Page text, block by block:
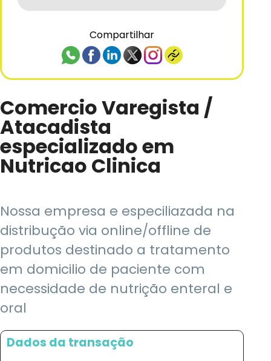
Compartilhar
Comercio Varegista /
Atacadista
especializado em
Nutricao Clinica
Nossa empresa e especiliazada na
distribução via online/offline de
produtos destinado a tratamento
em domicilio de paciente com
necessidade de nutrição enteral e
oral
Dados da transação